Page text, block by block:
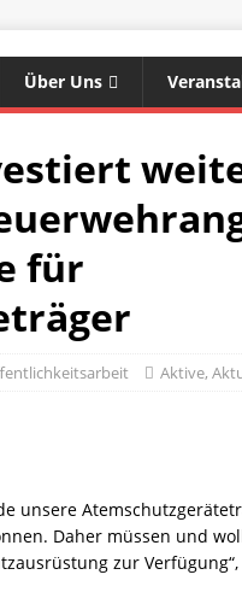
Über Uns
für
Aktive,
die
Die Rüdesheimer
Mittwochmorgen
Im Keller eines
Rüdesheimer
Eine gemeldete
Roxheim und St.
unsere
Daher müssen und
zur